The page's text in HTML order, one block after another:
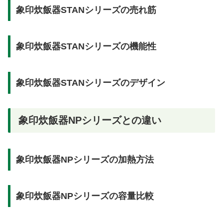
象印炊飯器STANシリーズの売れ筋
象印炊飯器STANシリーズの機能性
象印炊飯器STANシリーズのデザイン
象印炊飯器NPシリーズとの違い
象印炊飯器NPシリーズの加熱方法
象印炊飯器NPシリーズの容量比較